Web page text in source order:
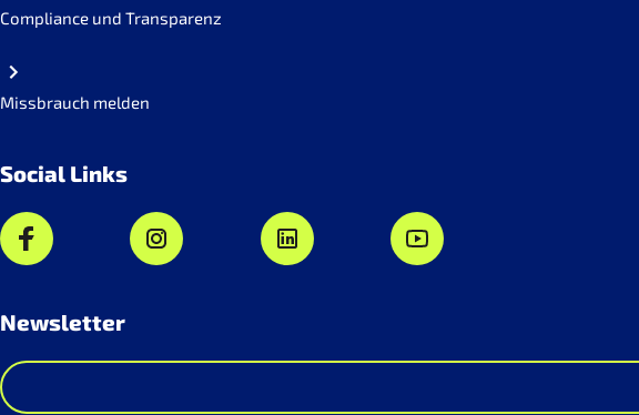
Compliance und Transparenz
Missbrauch melden
Social Links
Newsletter